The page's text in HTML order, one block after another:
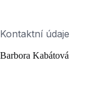
Kontaktní údaje
Barbora Kabátová